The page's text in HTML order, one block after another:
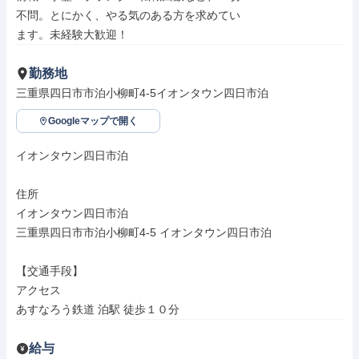
不問。とにかく、やる気のある方を求めてい
ます。未経験大歓迎！
勤務地
三重県四日市市泊小柳町4-5イオンタウン四日市泊
Googleマップで開く
イオンタウン四日市泊
住所
イオンタウン四日市泊
三重県四日市市泊小柳町4-5 イオンタウン四日市泊
【交通手段】
アクセス
あすなろう鉄道 泊駅 徒歩１０分
給与